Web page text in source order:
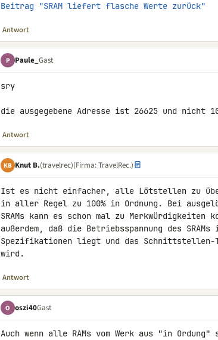
Beitrag "SRAM liefert flasche Werte zurück"
Antwort
P Paule_ Gast
sry
die ausgegebene Adresse ist 26625 und nicht
Antwort
KB Knut B.(travelrec)(Firma: TravelRec.)
Ist es nicht einfacher, alle Lötstellen zu
in aller Regel zu 100% in Ordnung. Bei
SRAMs kann es schon mal zu Merkwürdigkeiten
außerdem, daß die Betriebsspannung des
Spezifikationen liegt und das Schnittstellen-
wird.
Antwort
O oszi40Gast
Auch wenn alle RAMs vom Werk aus "in